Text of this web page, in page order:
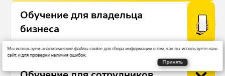
Мы используем аналитические файлы cookie для сбора информации о том, как вы используете наш
сайт, и для проверки наличия ошибок.
Принять
Обучение для владельца
бизнеса
Уровень 3